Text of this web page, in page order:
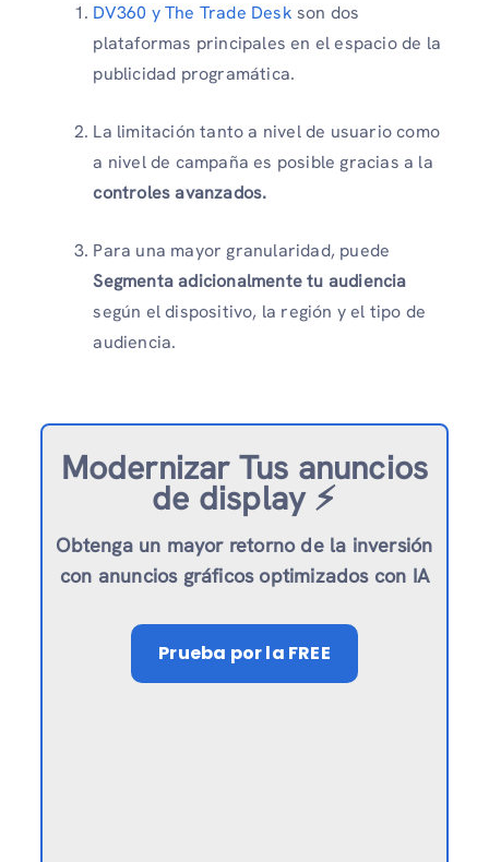
DV360 y The Trade Desk son dos
plataformas principales en el espacio de la
publicidad programática.
La limitación tanto a nivel de usuario como
a nivel de campaña es posible gracias a la
controles avanzados.
Para una mayor granularidad, puede
Segmenta adicionalmente tu audiencia
según el dispositivo, la región y el tipo de
audiencia.
Modernizar Tus anuncios
de display ⚡️
Obtenga un mayor retorno de la inversión
con anuncios gráficos optimizados con IA
Prueba por la FREE